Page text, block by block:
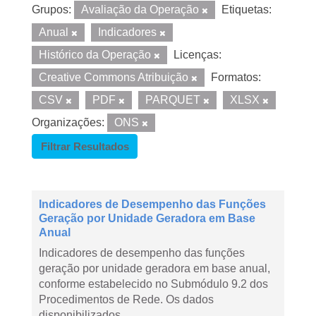
Grupos: Avaliação da Operação
Etiquetas:
Anual
Indicadores
Histórico da Operação
Licenças:
Creative Commons Atribuição
Formatos:
CSV
PDF PARQUET
XLSX
Organizações:
ONS
Filtrar Resultados
Indicadores de Desempenho das Funções
Geração por Unidade Geradora em Base
Anual
Indicadores de desempenho das funções
geração por unidade geradora em base anual,
conforme estabelecido no Submódulo 9.2 dos
Procedimentos de Rede. Os dados